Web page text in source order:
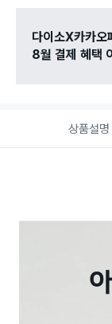
다이소X카카오
8월 결제 혜택
상품설명